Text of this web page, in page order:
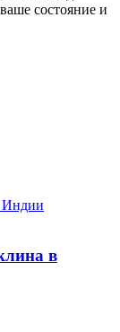
состояние и
в